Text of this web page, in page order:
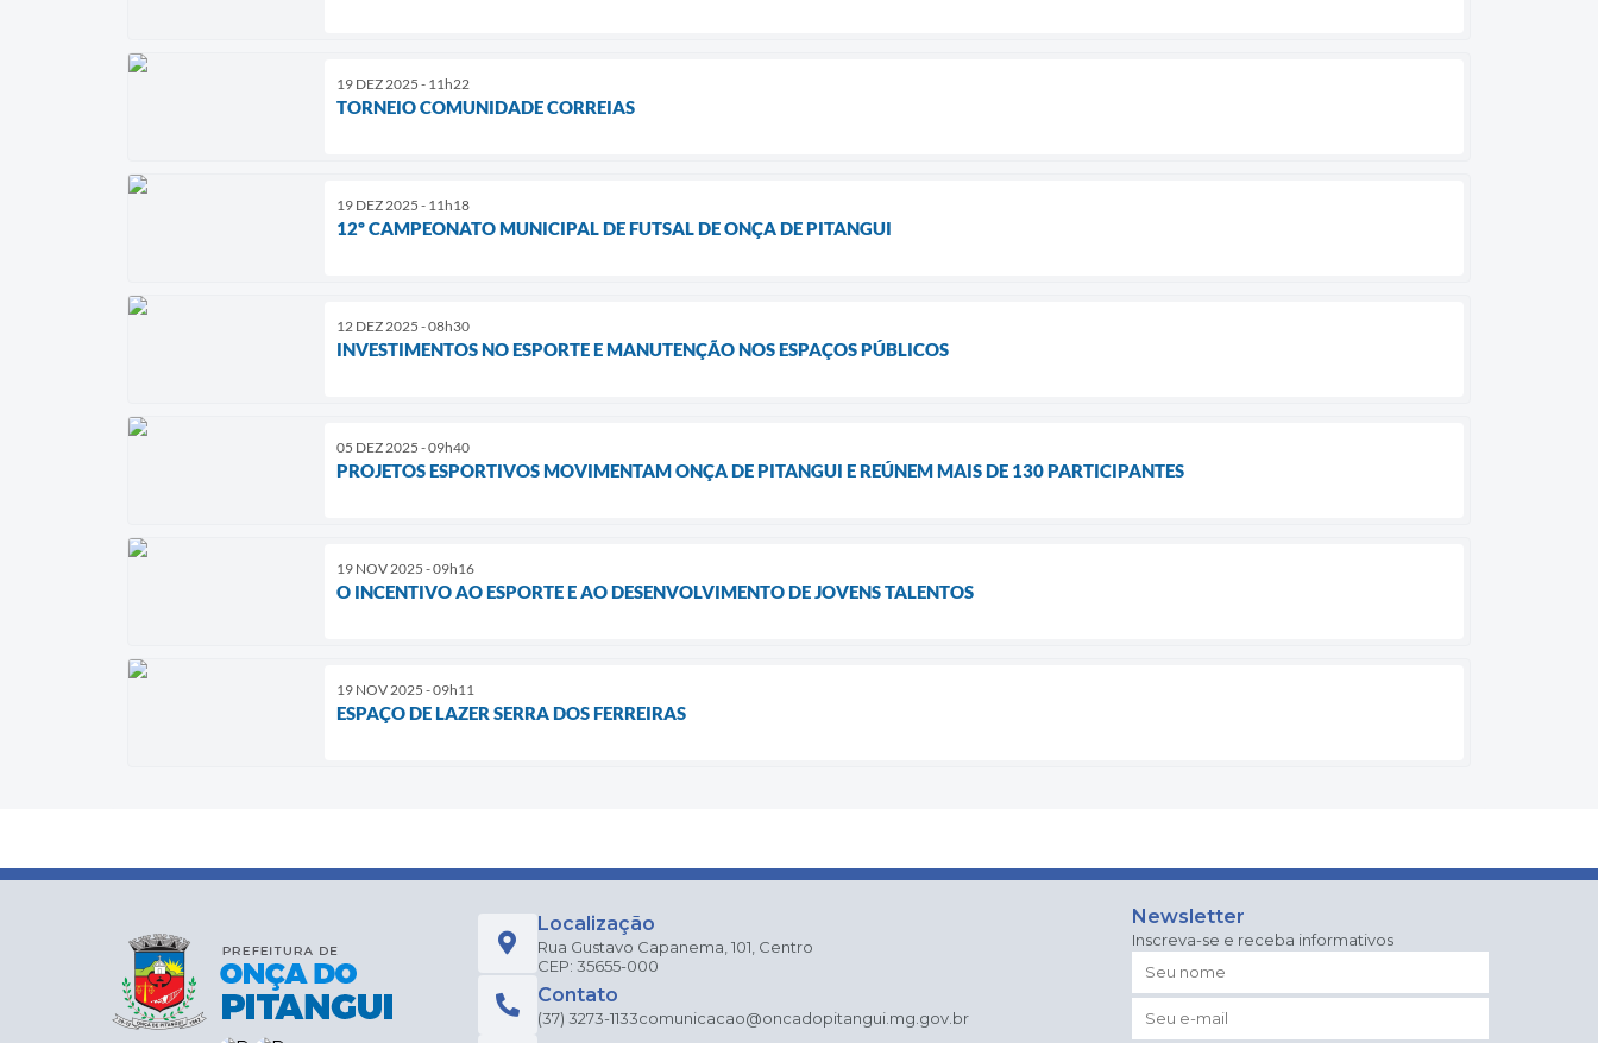
19 DEZ 2025 - 11h22
TORNEIO COMUNIDADE CORREIAS
19 DEZ 2025 - 11h18
12º CAMPEONATO MUNICIPAL DE FUTSAL DE ONÇA DE PITANGUI
12 DEZ 2025 - 08h30
INVESTIMENTOS NO ESPORTE E MANUTENÇÃO NOS ESPAÇOS PÚBLICOS
05 DEZ 2025 - 09h40
PROJETOS ESPORTIVOS MOVIMENTAM ONÇA DE PITANGUI E REÚNEM MAIS DE 130 PARTICIPANTES
19 NOV 2025 - 09h16
O INCENTIVO AO ESPORTE E AO DESENVOLVIMENTO DE JOVENS TALENTOS
19 NOV 2025 - 09h11
ESPAÇO DE LAZER SERRA DOS FERREIRAS
Localização
Rua Gustavo Capanema, 101, Centro
CEP: 35655-000
Contato
(37) 3273-1133comunicacao@oncadopitangui.mg.gov.br
Newsletter
Inscreva-se e receba informativos